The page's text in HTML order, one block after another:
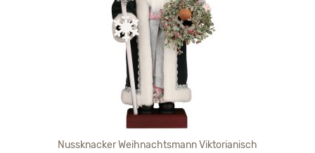
Nussknacker Weihnachtsmann Viktorianisch